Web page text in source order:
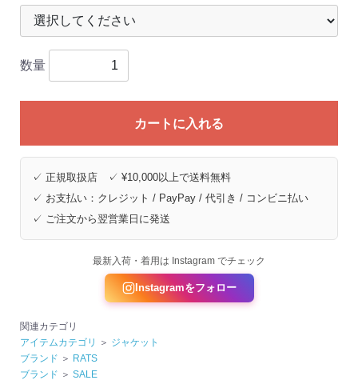
数量
カートに入れる
✓ 正規取扱店 ✓ ¥10,000以上で送料無料
✓ お支払い：クレジット / PayPay / 代引き / コンビニ払い
✓ ご注文から翌営業日に発送
最新入荷・着用は Instagram でチェック
Instagramをフォロー
関連カテゴリ
アイテムカテゴリ
＞ ジャケット
ブランド ＞ RATS
ブランド ＞ SALE